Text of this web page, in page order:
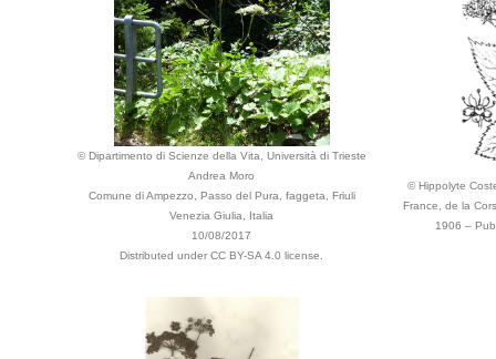
© Dipartimento di Scienze della Vita, Università di Trieste
Andrea Moro
Comune di Ampezzo, Passo del Pura, faggeta, Friuli
Venezia Giulia, Italia
10/08/2017
Distributed under CC BY-SA 4.0 license.
© Hippolyte
France, de la
1906 –